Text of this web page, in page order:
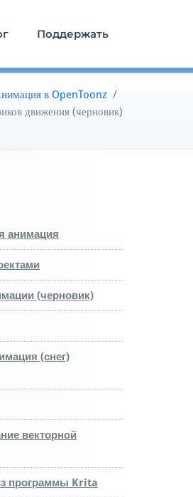
Поддержать
в OpenToonz /
движения (черновик)
анимация
(черновик)
(снег)
векторной
программы Krita